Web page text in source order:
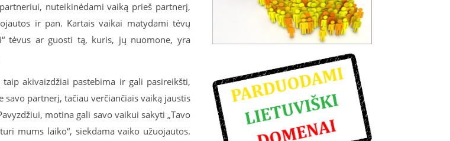
nuteikinėdami vaiką prieš partnerį,
ir pan. Kartais vaikai matydami tėvų
tėvus ar guosti tą, kuris, jų nuomone, yra
akivaizdžiai pastebima ir gali pasireikšti,
partnerį, tačiau verčiančiais vaiką jaustis
motina gali savo vaikui sakyti „Tavo
mums laiko“, siekdama vaiko užuojautos.